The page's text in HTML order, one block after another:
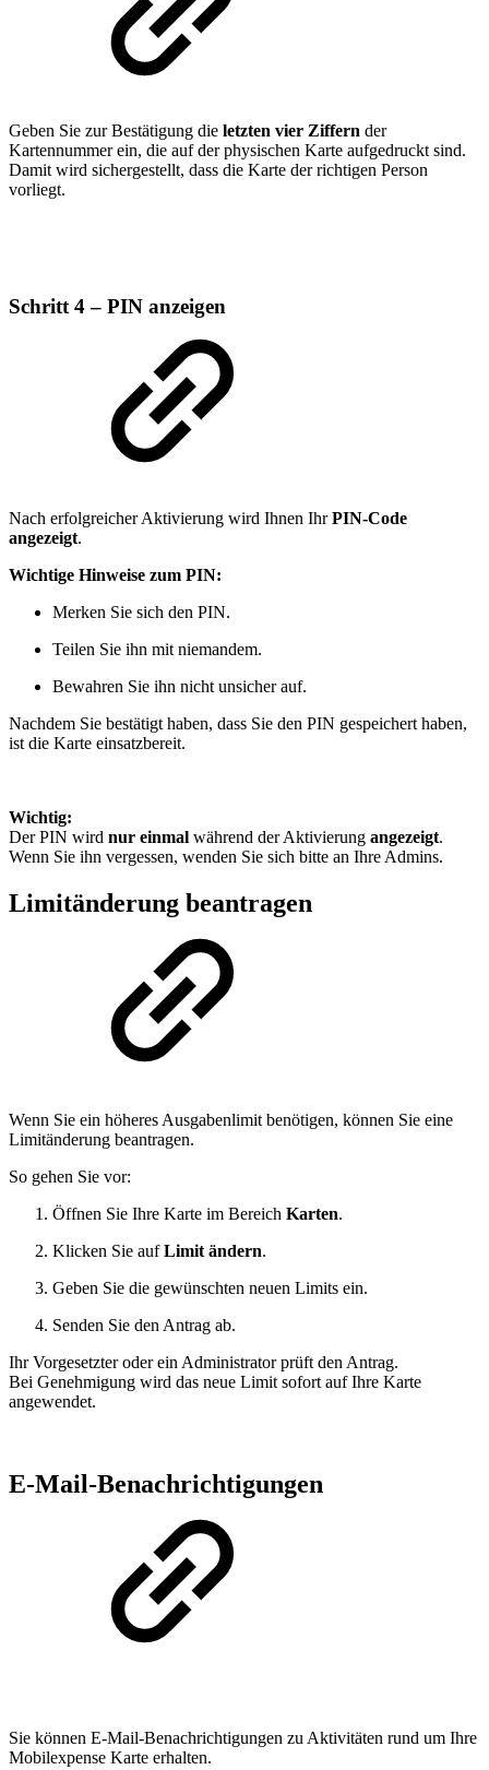
Geben Sie zur Bestätigung die letzten vier Ziffern der
Kartennummer ein, die auf der physischen Karte aufgedruckt sind.
Damit wird sichergestellt, dass die Karte der richtigen Person
vorliegt.
Schritt 4 – PIN anzeigen
Nach erfolgreicher Aktivierung wird Ihnen IhrPIN‑Code
angezeigt.
Wichtige Hinweise zum PIN:
Merken Sie sich den PIN.
Teilen Sie ihn mit niemandem.
Bewahren Sie ihn nicht unsicher auf.
Nachdem Sie bestätigt haben, dass Sie den PIN gespeichert haben,
ist die Karte einsatzbereit.
Wichtig:
Der PIN wird nur einmal während der Aktivierung angezeigt.
Wenn Sie ihn vergessen, wenden Sie sich bitte an Ihre Admins.
Limitänderung beantragen
Wenn Sie ein höheres Ausgabenlimit benötigen, können Sie eine
Limitänderung beantragen.
So gehen Sie vor:
Öffnen Sie Ihre Karte im Bereich Karten.
Klicken Sie aufLimit ändern.
Geben Sie die gewünschten neuen Limits ein.
Senden Sie den Antrag ab.
Ihr Vorgesetzter oder ein Administrator prüft den Antrag.
Bei Genehmigung wird das neue Limit sofort auf Ihre Karte
angewendet.
E‑Mail‑Benachrichtigungen
Sie können E‑Mail‑Benachrichtigungen zu Aktivitäten rund um Ihre
Mobilexpense Karte erhalten.